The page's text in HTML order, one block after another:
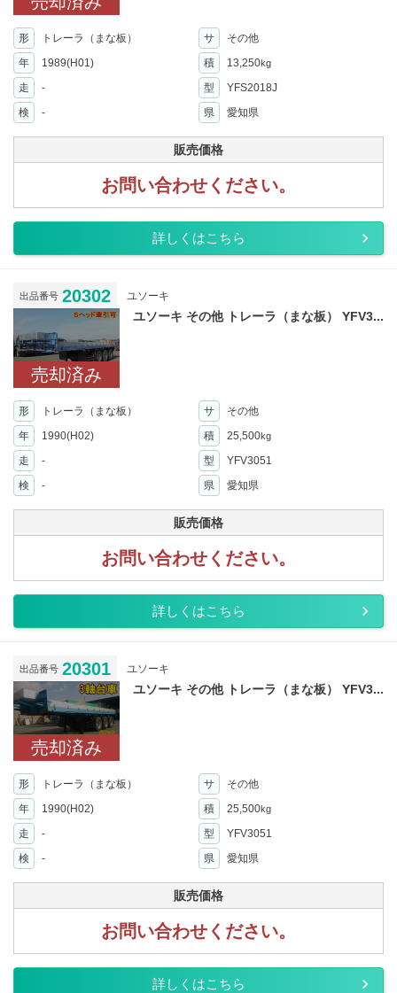
形 トレーラ（まな板） サ
その他
年
1989(H01) 積 13,250kg
走 - 型
YFS2018J
検
- 県 愛知県
販売価格
お問い合わせください。
詳しくはこちら
出品番号 20302 ユソーキ
売却済み
ユソーキ その他 トレーラ（まな板） YFV3...
形 トレーラ（まな板） サ
その他
年
1990(H02) 積 25,500kg
走 - 型
YFV3051
検
- 県 愛知県
販売価格
お問い合わせください。
詳しくはこちら
出品番号 20301 ユソーキ
売却済み
ユソーキ その他 トレーラ（まな板） YFV3...
形 トレーラ（まな板） サ
その他
年
1990(H02) 積 25,500kg
走 - 型
YFV3051
検
- 県 愛知県
販売価格
お問い合わせください。
詳しくはこちら